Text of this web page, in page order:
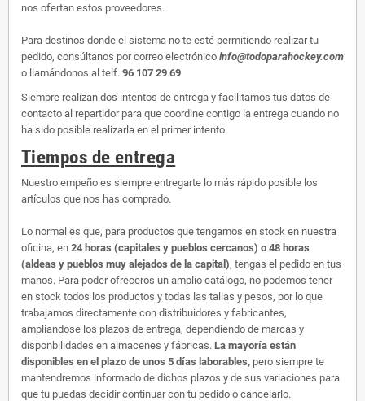
nos ofertan estos proveedores.
Para destinos donde el sistema no te esté permitiendo realizar tu
pedido, consúltanos por correo electrónico info@todoparahockey.com
o llamándonos al telf. 96 107 29 69
Siempre realizan dos intentos de entrega y facilitamos tus datos de
contacto al repartidor para que coordine contigo la entrega cuando no
ha sido posible realizarla en el primer intento.
Tiempos de entrega
Nuestro empeño es siempre entregarte lo más rápido posible los
artículos que nos has comprado.
Lo normal es que, para productos que tengamos en stock en nuestra
oficina, en 24 horas (capitales y pueblos cercanos) o 48 horas
(aldeas y pueblos muy alejados de la capital), tengas el pedido en tus
manos. Para poder ofreceros un amplio catálogo, no podemos tener
en stock todos los productos y todas las tallas y pesos, por lo que
trabajamos directamente con distribuidores y fabricantes,
ampliandose los plazos de entrega, dependiendo de marcas y
disponbilidades en almacenes y fábricas. La mayoría están
disponibles en el plazo de unos 5 días laborables, pero siempre te
mantendremos informado de dichos plazos y de sus variaciones para
que tu puedas decidir continuar con tu pedido o cancelarlo.